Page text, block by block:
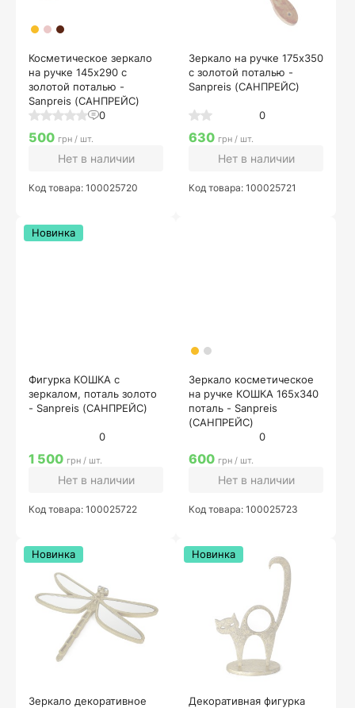
Косметическое зеркало
на ручке 145х290 с
золотой поталью -
Sanpreis (САНПРЕЙС)
0
500 грн / шт.
Нет в наличии
Код товара: 100025720
Зеркало на ручке 175х350
с золотой поталью -
Sanpreis (САНПРЕЙС)
0
630 грн / шт.
Нет в наличии
Код товара: 100025721
Фигурка КОШКА с
зеркалом, поталь золото
- Sanpreis (САНПРЕЙС)
0
Новинка
1 500 грн / шт.
Нет в наличии
Код товара: 100025722
Зеркало косметическое
на ручке КОШКА 165х340
поталь - Sanpreis
(САНПРЕЙС)
0
600 грн / шт.
Нет в наличии
Код товара: 100025723
Зеркало декоративное
Новинка
Декоративная фигурка
Новинка